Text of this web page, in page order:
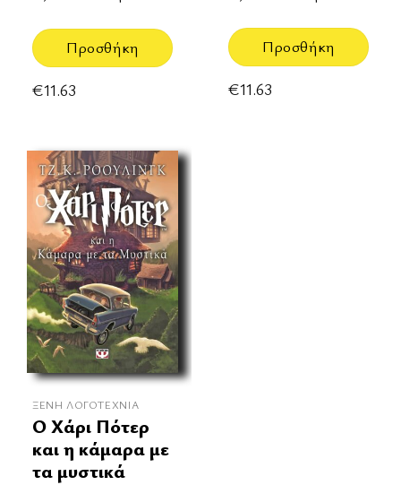
Προσθήκη
€11.63
Προσθήκη
€11.63
ΞΈΝΗ ΛΟΓΟΤΕΧΝΊΑ
Ο Χάρι Πότερ
και η κάμαρα με
τα μυστικά